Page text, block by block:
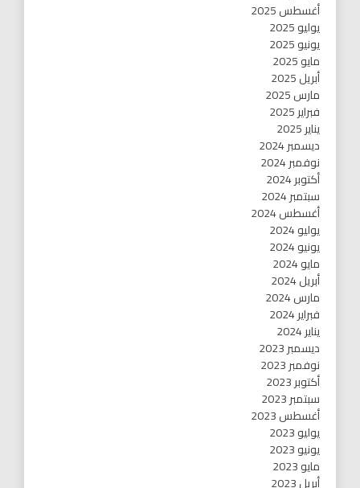
أغسطس 2025
يوليو 2025
يونيو 2025
مايو 2025
أبريل 2025
مارس 2025
فبراير 2025
يناير 2025
ديسمبر 2024
نوفمبر 2024
أكتوبر 2024
سبتمبر 2024
أغسطس 2024
يوليو 2024
يونيو 2024
مايو 2024
أبريل 2024
مارس 2024
فبراير 2024
يناير 2024
ديسمبر 2023
نوفمبر 2023
أكتوبر 2023
سبتمبر 2023
أغسطس 2023
يوليو 2023
يونيو 2023
مايو 2023
أبريل 2023